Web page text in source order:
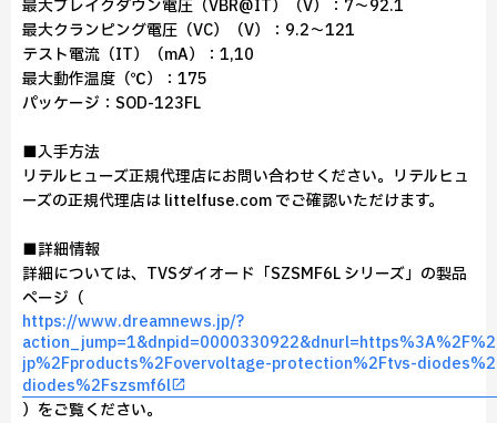
最大ブレイクダウン電圧（VBR@IT）（V）：7～92.1
最大クランピング電圧（VC）（V）：9.2～121
テスト電流（IT）（mA）：1,10
最大動作温度（℃）：175
パッケージ：SOD-123FL
■入手方法
リテルヒューズ正規代理店にお問い合わせください。リテルヒュ
ーズの正規代理店は littelfuse.com でご確認いただけます。
■詳細情報
詳細については、TVSダイオード「SZSMF6L シリーズ」の製品
ページ（
https://www.dreamnews.jp/?
jp%2Fproducts%2Fovervoltage-protection%2Ftvs-
diodes%2Fszsmf6l
）をご覧ください。